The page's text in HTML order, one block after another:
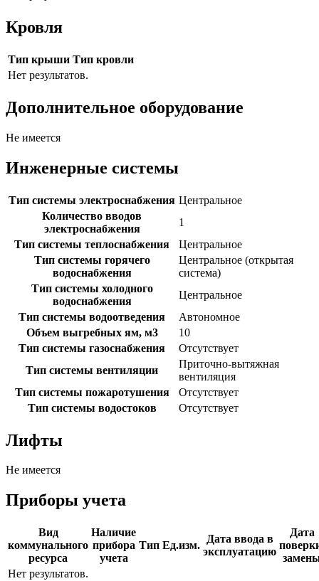
Кровля
Тип крыши Тип кровли
Нет результатов.
Дополнительное оборудование
Не имеется
Инженерные системы
Тип системы электроснабжения Центральное
Количество вводов
электроснабжения
1
Тип системы теплоснабжения
Центральное
Тип системы горячего
водоснабжения
Центральное (открытая
система)
Тип системы холодного
водоснабжения
Центральное
Тип системы водоотведения
Автономное
Объем выгребных ям, м3
10
Тип системы газоснабжения
Отсутствует
Тип системы вентиляции
Приточно-вытяжная
вентиляция
Тип системы пожаротушения
Отсутствует
Тип системы водостоков
Отсутствует
Лифты
Не имеется
Приборы учета
Вид
коммунального
ресурса
Наличие
прибора
учета
Тип Ед.изм.
Дата ввода в
эксплуатацию
Дата
Нет результатов.